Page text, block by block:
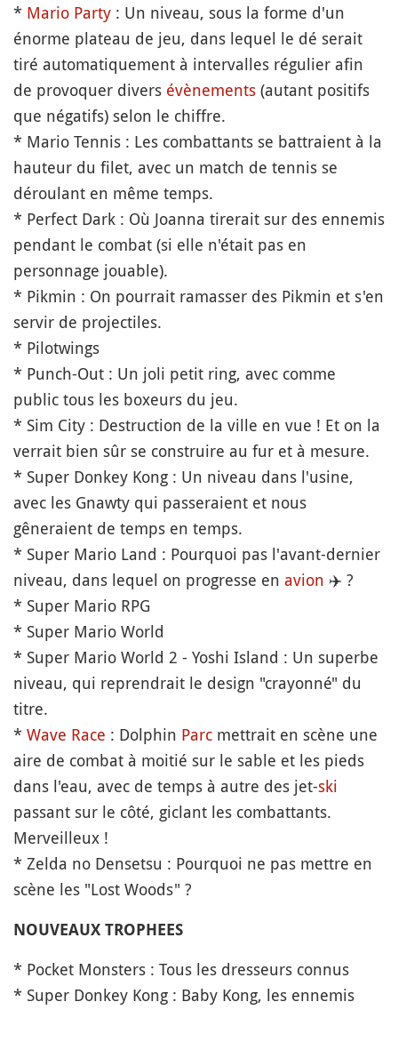
* Mario Party : Un niveau, sous la forme d'un
énorme plateau de jeu, dans lequel le dé serait
tiré automatiquement à intervalles régulier afin
de provoquer divers évènements (autant positifs
que négatifs) selon le chiffre.
* Mario Tennis : Les combattants se battraient à la
hauteur du filet, avec un match de tennis se
déroulant en même temps.
* Perfect Dark : Où Joanna tirerait sur des ennemis
pendant le combat (si elle n'était pas en
personnage jouable).
* Pikmin : On pourrait ramasser des Pikmin et s'en
servir de projectiles.
* Pilotwings
* Punch-Out : Un joli petit ring, avec comme
public tous les boxeurs du jeu.
* Sim City : Destruction de la ville en vue ! Et on la
verrait bien sûr se construire au fur et à mesure.
* Super Donkey Kong : Un niveau dans l'usine,
avec les Gnawty qui passeraient et nous
gêneraient de temps en temps.
* Super Mario Land : Pourquoi pas l'avant-dernier
niveau, dans lequel on progresse en avion ✈️ ?
* Super Mario RPG
* Super Mario World
* Super Mario World 2 - Yoshi Island : Un superbe
niveau, qui reprendrait le design "crayonné" du
titre.
* Wave Race : Dolphin Parc mettrait en scène une
aire de combat à moitié sur le sable et les pieds
dans l'eau, avec de temps à autre des jet-ski
passant sur le côté, giclant les combattants.
Merveilleux !
* Zelda no Densetsu : Pourquoi ne pas mettre en
scène les "Lost Woods" ?
NOUVEAUX TROPHEES
* Pocket Monsters : Tous les dresseurs connus
* Super Donkey Kong : Baby Kong, les ennemis